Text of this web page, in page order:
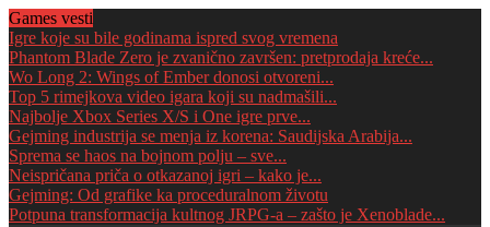
Games vesti
Igre koje su bile godinama ispred svog vremena
Phantom Blade Zero je zvanično završen: pretprodaja kreće...
Wo Long 2: Wings of Ember donosi otvoreni...
Top 5 rimejkova video igara koji su nadmašili...
Najbolje Xbox Series X/S i One igre prve...
Gejming industrija se menja iz korena: Saudijska Arabija...
Sprema se haos na bojnom polju – sve...
Neispričana priča o otkazanoj igri – kako je...
Gejming: Od grafike ka proceduralnom životu
Potpuna transformacija kultnog JRPG-a – zašto je Xenoblade...